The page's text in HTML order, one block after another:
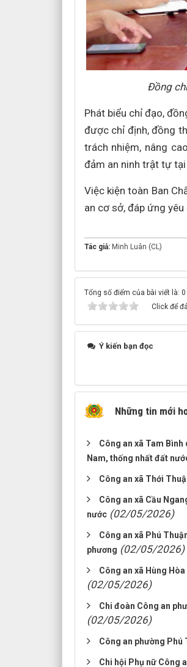
Đồng
Phát biểu chỉ đạo,
được chỉ định, đồng
trách nhiệm, nâng
đảm an ninh trật tự
Việc kiện toàn Ban
an cơ sở, đáp ứng
Tác giả: Minh Luân (CL)
Tổng số điểm của bài viết là:
Click để
Ý kiến bạn đọc
Những tin mới
Công an xã Tam
Nam, thống nhất đất
Công an xã Thới
Công an xã Cầu
nước (02/05/2026)
Công an xã Phú
phương (02/05/2026)
Công an xã Hùng
(02/05/2026)
Chi đoàn Công an
(02/05/2026)
Công an phường
Chi hội Phụ nữ Công